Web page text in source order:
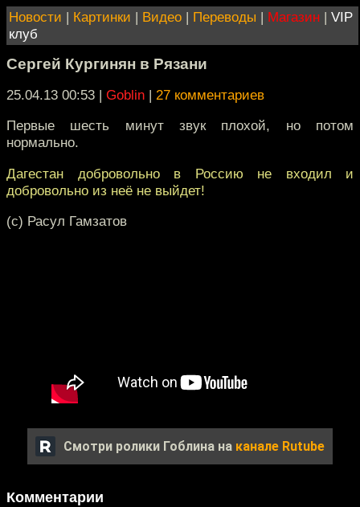
Новости | Картинки | Видео | Переводы | Магазин | VIP
клуб
Сергей Кургинян в Рязани
25.04.13 00:53 | Goblin | 27 комментариев
Первые шесть минут звук плохой, но потом
нормально.
Дагестан добровольно в Россию не входил и
добровольно из неё не выйдет!
(с) Расул Гамзатов
Смотри ролики Гоблина на канале Rutube
Комментарии